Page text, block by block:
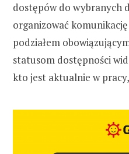
dostępów do wybranych
organizować
podziałem
statusom dostępności
kto jest aktualnie w